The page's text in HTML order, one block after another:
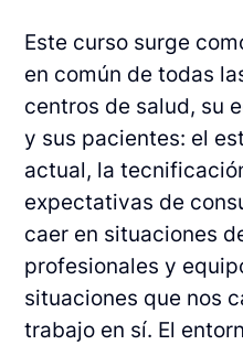
Este curso surge
en común de todas
centros de salud, su
y sus pacientes: el
actual, la
expectativas de
caer en situaciones
profesionales y
situaciones que nos
trabajo en sí. El